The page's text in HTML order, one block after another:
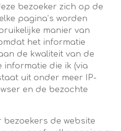
bezoeker zich op de
pagina’s worden
manier van
het informatie
de kwaliteit van de
die ik (via
uit onder meer IP-
en de bezochte
bezoekers de website